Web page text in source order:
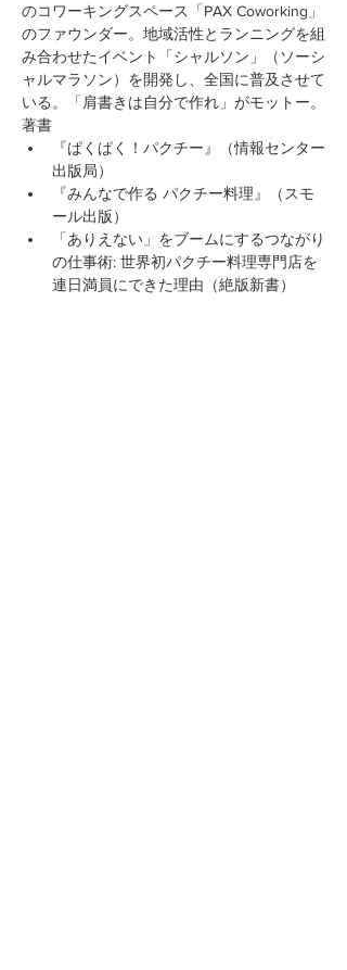
のコワーキングスペース「PAX Coworking」
のファウンダー。地域活性とランニングを組
み合わせたイベント「シャルソン」（ソーシ
ャルマラソン）を開発し、全国に普及させて
いる。「肩書きは自分で作れ」がモットー。
著書
『ぱくぱく！パクチー』（情報センター
出版局）
『みんなで作る パクチー料理』（スモ
ール出版）
「ありえない」をブームにするつながり
の仕事術: 世界初パクチー料理専門店を
連日満員にできた理由（絶版新書）